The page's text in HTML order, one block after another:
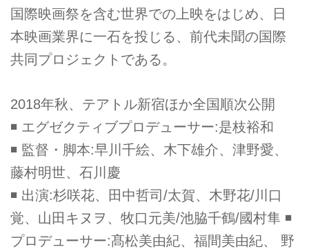
国際映画祭を含む世界での上映をはじめ、日
本映画業界に一石を投じる、前代未聞の国際
共同プロジェクトである。
2018年秋、テアトル新宿ほか全国順次公開
◾ エグゼクティブプロデューサー:是枝裕和
◾ 監督・脚本:早川千絵、木下雄介、津野愛、
藤村明世、石川慶
◾ 出演:杉咲花、田中哲司/太賀、木野花/川口
覚、山田キヌヲ、牧口元美/池脇千鶴/國村隼 ◾
プロデューサー:髙松美由紀、福間美由紀、 野